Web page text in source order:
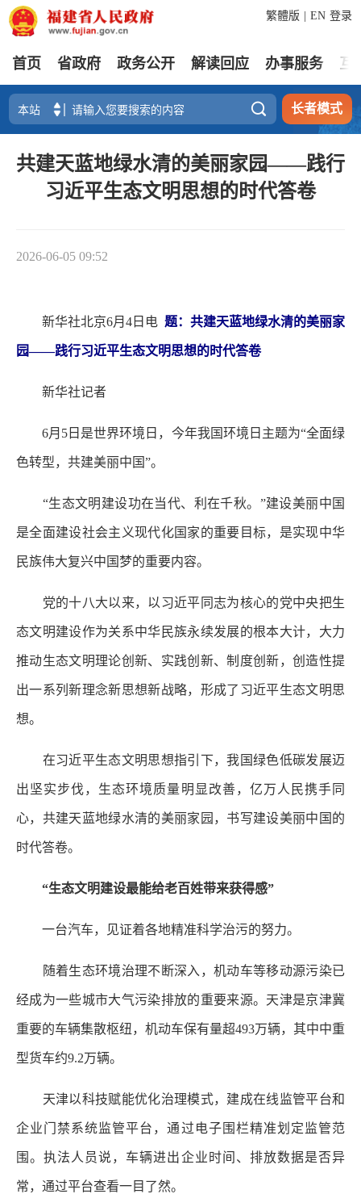
登录
繁體版 EN
首页 省政府 政务公开 解读回应 办事服务 互
 长者模式
共建天蓝地绿水清的美丽家园——践行
习近平生态文明思想的时代答卷
2026-06-05 09:52
新华社北京6月4日电 题：共建天蓝地绿水清的美丽家
园——践行习近平生态文明思想的时代答卷
新华社记者
6月5日是世界环境日，今年我国环境日主题为“全面绿
色转型，共建美丽中国”。
“生态文明建设功在当代、利在千秋。”建设美丽中国
是全面建设社会主义现代化国家的重要目标，是实现中华
民族伟大复兴中国梦的重要内容。
党的十八大以来，以习近平同志为核心的党中央把生
态文明建设作为关系中华民族永续发展的根本大计，大力
推动生态文明理论创新、实践创新、制度创新，创造性提
出一系列新理念新思想新战略，形成了习近平生态文明思
想。
在习近平生态文明思想指引下，我国绿色低碳发展迈
出坚实步伐，生态环境质量明显改善，亿万人民携手同
心，共建天蓝地绿水清的美丽家园，书写建设美丽中国的
时代答卷。
“生态文明建设最能给老百姓带来获得感”
一台汽车，见证着各地精准科学治污的努力。
随着生态环境治理不断深入，机动车等移动源污染已
经成为一些城市大气污染排放的重要来源。天津是京津冀
重要的车辆集散枢纽，机动车保有量超493万辆，其中中重
型货车约9.2万辆。
天津以科技赋能优化治理模式，建成在线监管平台和
企业门禁系统监管平台，通过电子围栏精准划定监管范
围。执法人员说，车辆进出企业时间、排放数据是否异
常，通过平台查看一目了然。